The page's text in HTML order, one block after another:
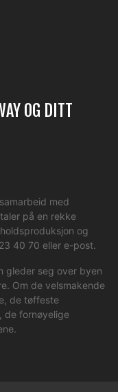
OG DITT
med
på en rekke
og
40 70 eller e-post.
gleder seg over byen
Om de velsmakende
de tøffeste
de fornøyelige